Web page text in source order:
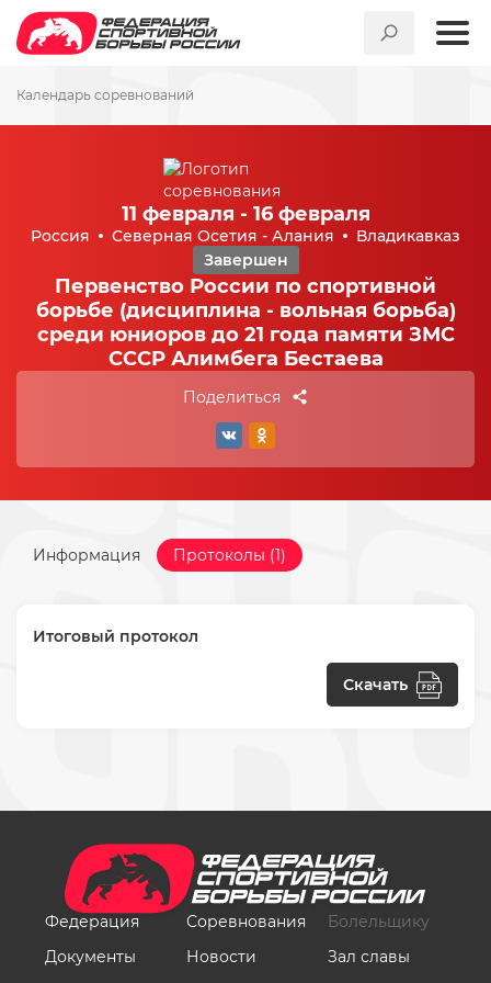
Календарь соревнований
11 февраля - 16 февраля
Россия Северная Осетия - Алания
Владикавказ
Завершен
Первенство России по спортивной
борьбе (дисциплина - вольная борьба)
среди юниоров до 21 года памяти ЗМС
СССР Алимбега Бестаева
Поделиться
Информация Протоколы (1)
Итоговый протокол
Скачать
Федерация
Документы
Соревнования
Новости
Болельщику
Зал славы